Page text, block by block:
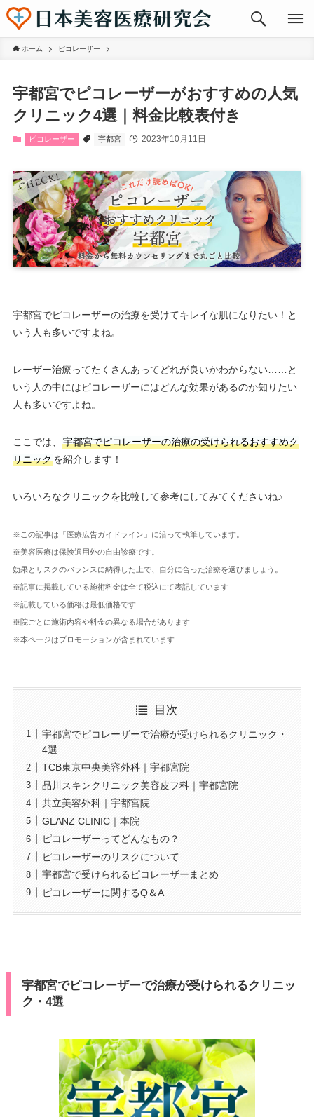
ホーム ピコレーザー
宇都宮でピコレーザーがおすすめの人気
クリニック4選｜料金比較表付き
ピコレーザー 宇都宮 2023年10月11日
宇都宮でピコレーザーの治療を受けてキレイな肌になりたい！と
いう人も多いですよね。
レーザー治療ってたくさんあってどれが良いかわからない……と
いう人の中にはピコレーザーにはどんな効果があるのか知りたい
人も多いですよね。
ここでは、
宇都宮でピコレーザーの治療の受けられるおすすめク
リニックを紹介します！
いろいろなクリニックを比較して参考にしてみてくださいね♪
※この記事は「医療広告ガイドライン」に沿って執筆しています。
※美容医療は保険適用外の自由診療です。
効果とリスクのバランスに納得した上で、自分に合った治療を選びましょう。
※記事に掲載している施術料金は全て税込にて表記しています
※記載している価格は最低価格です
※院ごとに施術内容や料金の異なる場合があります
※本ページはプロモーションが含まれています
目次
宇都宮でピコレーザーで治療が受けられるクリニック・
4選
TCB東京中央美容外科｜宇都宮院
品川スキンクリニック美容皮フ科｜宇都宮院
共立美容外科｜宇都宮院
GLANZ CLINIC｜本院
ピコレーザーってどんなもの？
ピコレーザーのリスクについて
宇都宮で受けられるピコレーザーまとめ
ピコレーザーに関するQ＆A
宇都宮でピコレーザーで治療が受けられるクリニッ
ク・4選